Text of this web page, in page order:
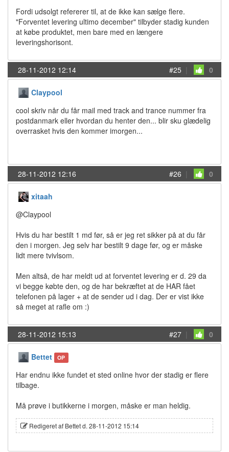
Fordi udsolgt refererer til, at de ikke kan sælge flere.
"Forventet levering ultimo december" tilbyder stadig kunden
at købe produktet, men bare med en længere
leveringshorisont.
28-11-2012 12:14 #25 | 0
Claypool
cool skriv når du får mail med track and trance nummer fra
postdanmark eller hvordan du henter den... blir sku glædelig
overrasket hvis den kommer imorgen...
28-11-2012 12:16 #26 | 0
xitaah
@Claypool
Hvis du har bestilt 1 md før, så er jeg ret sikker på at du får
den i morgen. Jeg selv har bestilt 9 dage før, og er måske
lidt mere tvivlsom.
Men altså, de har meldt ud at forventet levering er d. 29 da
vi begge købte den, og de har bekræftet at de HAR fået
telefonen på lager + at de sender ud i dag. Der er vist ikke
så meget at rafle om :)
28-11-2012 15:13 #27 | 0
Bettet OP
Har endnu ikke fundet et sted online hvor der stadig er flere
tilbage.
Må prøve i butikkerne i morgen, måske er man heldig.
Redigeret af Bettet d. 28-11-2012 15:14